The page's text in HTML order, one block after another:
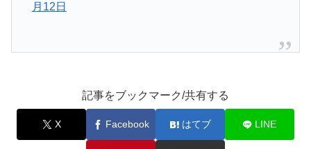
月12日
記事をブックマーク/共有する
X Facebook はてブ LINE